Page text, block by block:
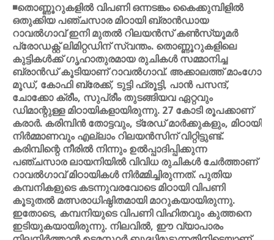
◾തൊണ്ണൂറുകളില്‍ വിപണി ഒന്നടങ്കം കൈക്കുമ്പിളില്‍
ഒതുക്കിയ പഞ്ചസാര മിഠായി ബ്രാന്‍ഡായ
റാവല്‍ഗാവ് ഇനി മുതല്‍ റിലയന്‍സ് കണ്‍സ്യൂമര്‍
പ്രോഡക്റ്റ് ലിമിറ്റഡിന് സ്വന്തം. തൊണ്ണൂറുകളിലെ
കുട്ടികള്‍ക്ക് ഗൃഹാതുരമായ രുചികള്‍ സമ്മാനിച്ച
ബ്രാന്‍ഡ് കൂടിയാണ് റാവല്‍ഗാവ്. അക്കാലത്ത് മാംഗോ
മൂഡ്, കോഫി ബ്രേക്ക്, ടുട്ടി ഫ്രൂട്ടി, പാന്‍ പസന്ദ്,
ചോക്കോ ക്രീം, സുപ്രീം തുടങ്ങിയവ ഏറ്റവും
ഡിമാന്റുള്ള മിഠായികളായിരുന്നു. 27 കോടി രൂപക്കാണ്
കരാര്‍. കരിമ്പിന്‍ തോട്ടവും, ട്രേഡ് മാര്‍ക്കുകളും, മിഠായി
നിര്‍മ്മാണവും എല്ലാം റിലയന്‍സിന് വിറ്റിട്ടുണ്ട്.
കരിമ്പിന്റെ നീരില്‍ നിന്നും ഉല്‍പ്പാദിപ്പിക്കുന്ന
പഞ്ചസാര ലായനിയില്‍ വിവിധ രുചികള്‍ ചേര്‍ത്താണ്
റാവല്‍ഗാവ് മിഠായികള്‍ നിര്‍മ്മിച്ചിരുന്നത്. പുതിയ
കമ്പനികളുടെ കടന്നുവരവോടെ മിഠായി വിപണി
കൂടുതല്‍ മത്സരാധിഷ്ഠിതമായി മാറുകയായിരുന്നു.
ഇതോടെ, കമ്പനിയുടെ വിപണി വിഹിതവും കുത്തനെ
ഇടിയുകയായിരുന്നു. നിലവില്‍, ഈ വ്യാപാരം